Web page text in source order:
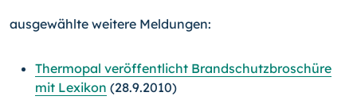
ausgewählte weitere Meldungen:
Thermopal veröffentlicht Brandschutzbroschüre
mit Lexikon (28.9.2010)